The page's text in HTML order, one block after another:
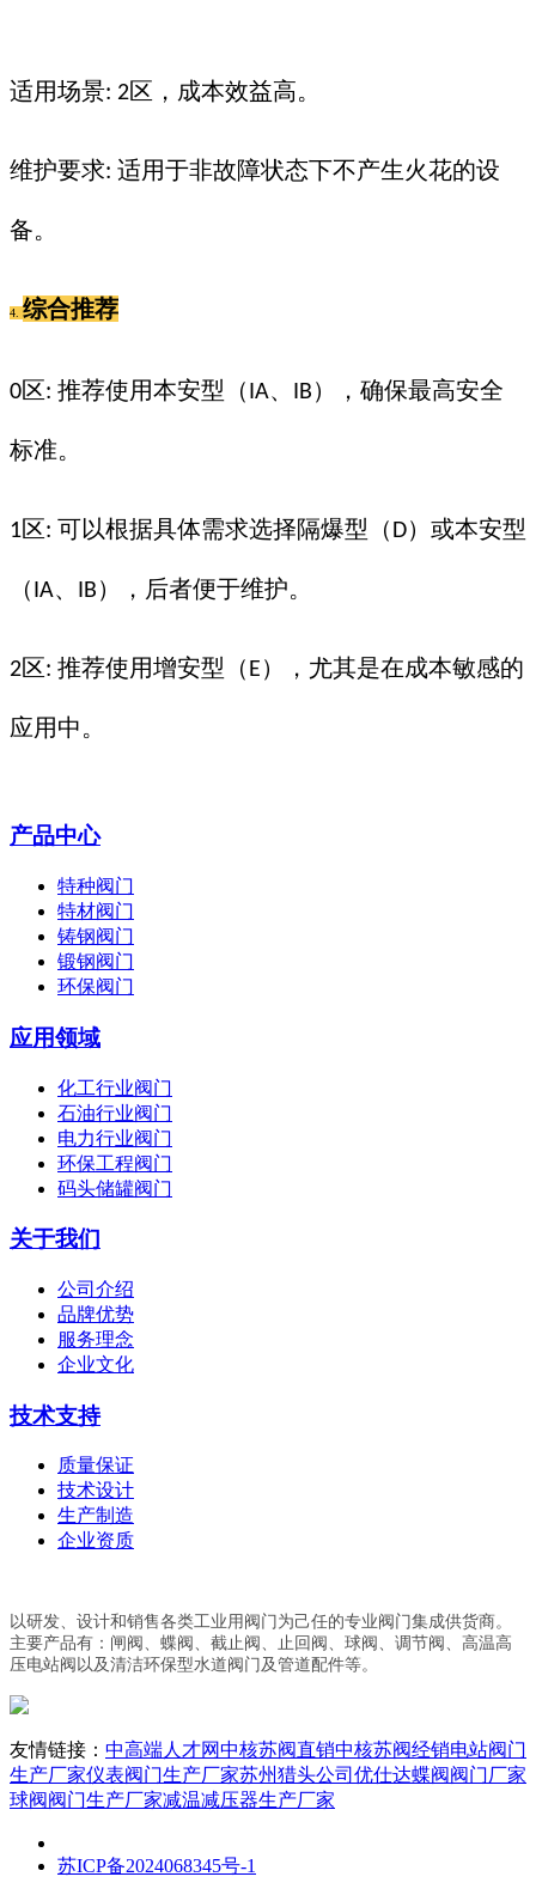
适用场景: 2区，成本效益高。
维护要求: 适用于非故障状态下不产生火花的设
备。
4. 综合推荐
0区: 推荐使用本安型（ IA、 IB ），确保最高安全
标准。
1区: 可以根据具体需求选择隔爆型（ D）或本安型
（ IA、 IB ），后者便于维护。
2区: 推荐使用增安型（ E ），尤其是在成本敏感的
应用中。
产品中心
特种阀门
特材阀门
铸钢阀门
锻钢阀门
环保阀门
应用领域
化工行业阀门
石油行业阀门
电力行业阀门
环保工程阀门
码头储罐阀门
关于我们
公司介绍
品牌优势
服务理念
企业文化
技术支持
质量保证
技术设计
生产制造
企业资质
以研发、设计和销售各类工业用阀门为己任的专业阀门集成供货商。
主要产品有：闸阀、蝶阀、截止阀、止回阀、球阀、调节阀、高温高
压电站阀以及清洁环保型水道阀门及管道配件等。
友情链接： 中高端人才网中核苏阀直销中核苏阀经销电站阀门
生产厂家仪表阀门生产厂家苏州猎头公司优仕达蝶阀阀门厂家
球阀阀门生产厂家减温减压器生产厂家
苏ICP备2024068345号-1